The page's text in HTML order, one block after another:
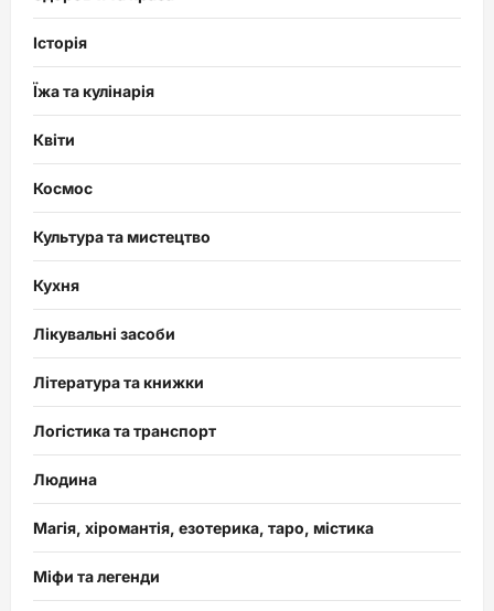
Історія
Їжа та кулінарія
Квіти
Космос
Культура та мистецтво
Кухня
Лікувальні засоби
Література та книжки
Логістика та транспорт
Людина
Магія, хіромантія, езотерика, таро, містика
Міфи та легенди